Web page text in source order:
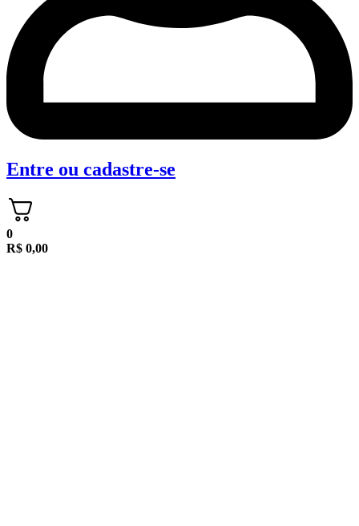
Entre ou cadastre-se
0
R$ 0,00